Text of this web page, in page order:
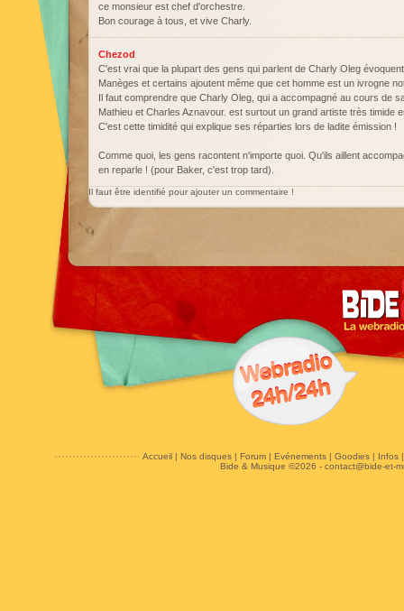
ce monsieur est chef d'orchestre.
Bon courage à tous, et vive Charly.
Chezod
C'est vrai que la plupart des gens qui parlent de Charly Oleg
Manèges et certains ajoutent même que cet homme est un ivrogne
Il faut comprendre que Charly Oleg, qui a accompagné au cours de
Mathieu et Charles Aznavour. est surtout un grand artiste très timide
C'est cette timidité qui explique ses réparties lors de ladite émission !
Comme quoi, les gens racontent n'importe quoi. Qu'ils aillent
en reparle ! (pour Baker, c'est trop tard).
Il faut être identifié pour ajouter un commentaire !
Accueil| Nos disques| Forum| Evénements| Goodies| Infos
Bide & Musique ©2026 - contact@bide-et-